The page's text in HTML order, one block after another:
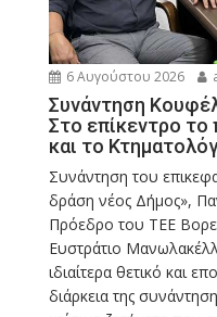
6 Αυγούστου 2026
Συνάντηση
Στο επίκεντρο το
και το
Συνάντηση του
δράση νέος Δήμος»,
Πρόεδρο του ΤΕΕ
Ευστράτιο
ιδιαίτερα θετικό και
διάρκεια της